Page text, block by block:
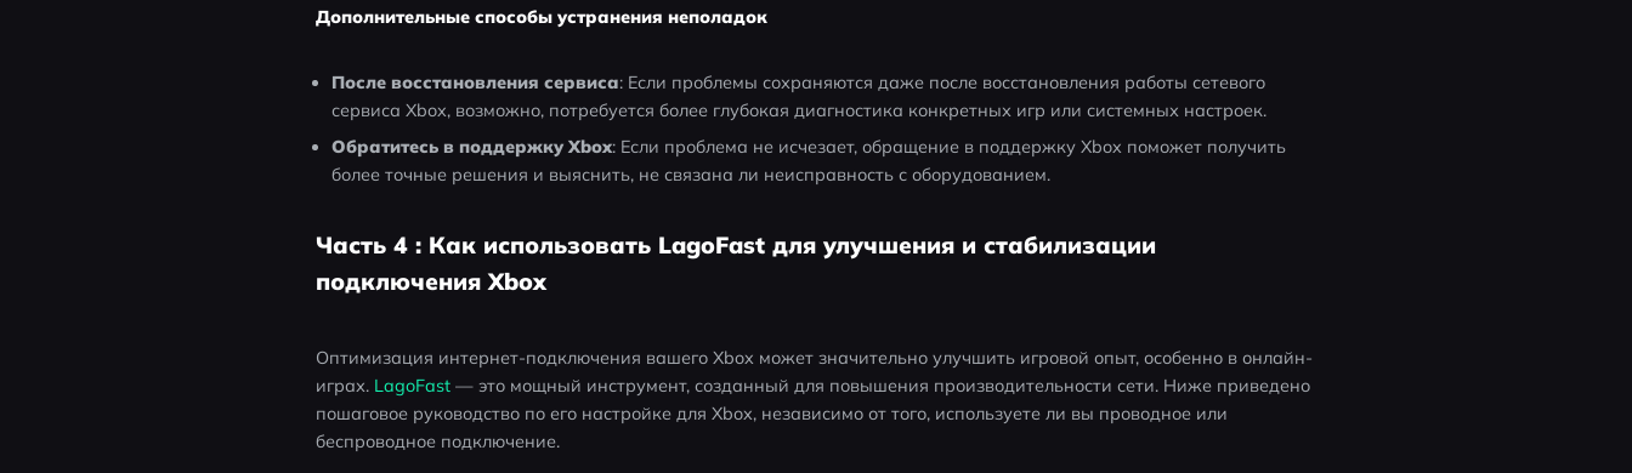
Дополнительные способы устранения неполадок
После восстановления сервиса: Если проблемы сохраняются даже после восстановления работы сетевого
сервиса Xbox, возможно, потребуется более глубокая диагностика конкретных игр или системных настроек.
Обратитесь в поддержку Xbox: Если проблема не исчезает, обращение в поддержку Xbox поможет получить
более точные решения и выяснить, не связана ли неисправность с оборудованием.
Часть 4 : Как использовать LagoFast для улучшения и стабилизации
подключения Xbox
Оптимизация интернет-подключения вашего Xbox может значительно улучшить игровой опыт, особенно в онлайн-
играх. LagoFast — это мощный инструмент, созданный для повышения производительности сети. Ниже приведено
пошаговое руководство по его настройке для Xbox, независимо от того, используете ли вы проводное или
беспроводное подключение.